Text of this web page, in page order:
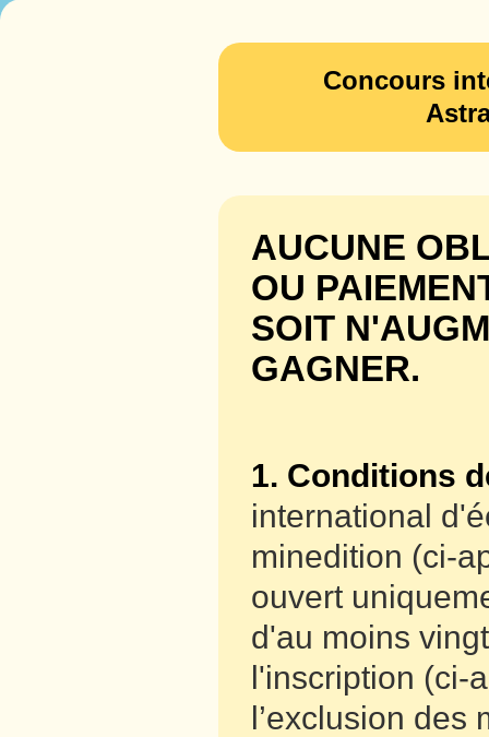
Concours
AUCUNE
OU
SOIT
GAGNER.
1. Conditions
international
minedition (ci-
ouvert
d'au moins
l'inscription (ci-
l’exclusion des